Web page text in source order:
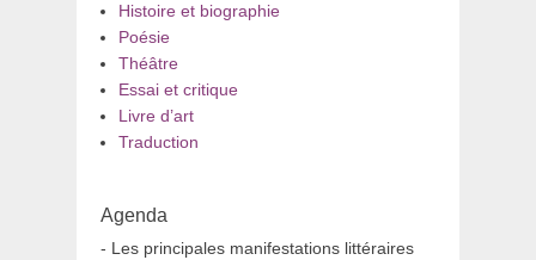
Histoire et biographie
Poésie
Théâtre
Essai et critique
Livre d’art
Traduction
Agenda
- Les principales manifestations littéraires